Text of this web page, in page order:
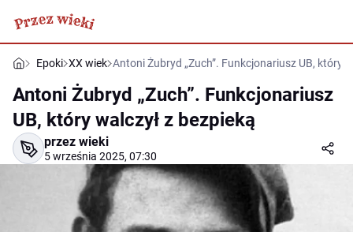
Epoki XX wiek Antoni Żubryd „Zuch”. Funkcjonariusz UB, który
Antoni Żubryd „Zuch”. Funkcjonariusz
UB, który walczył z bezpieką
przez wieki
5 września 2025, 07:30